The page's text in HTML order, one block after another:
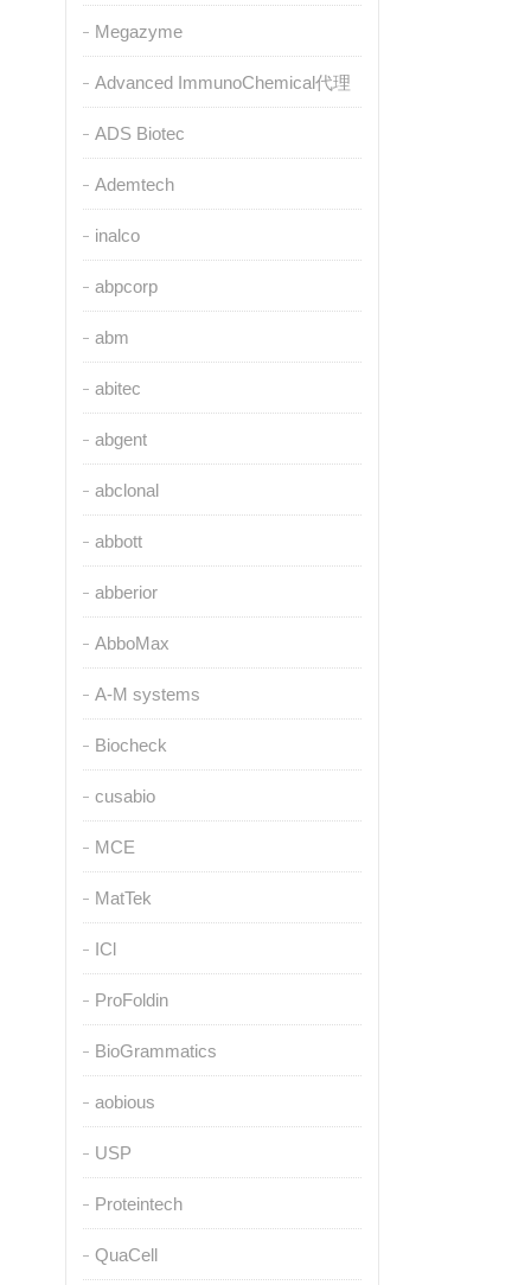
Megazyme
Advanced ImmunoChemical代理
ADS Biotec
Ademtech
inalco
abpcorp
abm
abitec
abgent
abclonal
abbott
abberior
AbboMax
A-M systems
Biocheck
cusabio
MCE
MatTek
ICl
ProFoldin
BioGrammatics
aobious
USP
Proteintech
QuaCell